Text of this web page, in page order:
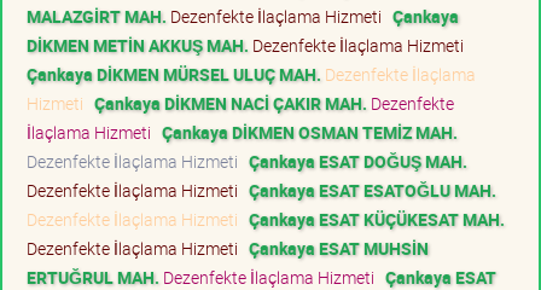
MALAZGİRT MAH. Dezenfekte İlaçlama Hizmeti Çankaya
DİKMEN METİN AKKUŞ MAH. Dezenfekte İlaçlama Hizmeti
Çankaya DİKMEN MÜRSEL ULUÇ MAH. Dezenfekte İlaçlama
Hizmeti Çankaya DİKMEN NACİ ÇAKIR MAH. Dezenfekte
İlaçlama Hizmeti Çankaya DİKMEN OSMAN TEMİZ MAH.
Dezenfekte İlaçlama Hizmeti Çankaya ESAT DOĞUŞ MAH.
Dezenfekte İlaçlama Hizmeti Çankaya ESAT ESATOĞLU MAH.
Dezenfekte İlaçlama Hizmeti Çankaya ESAT KÜÇÜKESAT MAH.
Dezenfekte İlaçlama Hizmeti Çankaya ESAT MUHSİN
ERTUĞRUL MAH. Dezenfekte İlaçlama Hizmeti Çankaya ESAT